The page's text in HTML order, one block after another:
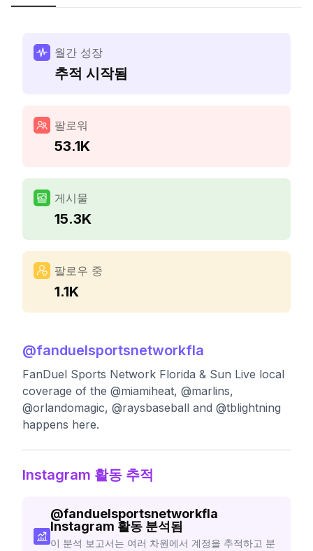
월간 성장
추적 시작됨
팔로워
53.1K
게시물
15.3K
팔로우 중
1.1K
@fanduelsportsnetworkfla
FanDuel Sports Network Florida & Sun Live local
coverage of the @miamiheat, @marlins,
@orlandomagic, @raysbaseball and @tblightning
happens here.
Instagram 활동 추적
@fanduelsportsnetworkfla
Instagram 활동 분석됨
이 분석 보고서는 여러 차원에서 계정을 추적하고 분